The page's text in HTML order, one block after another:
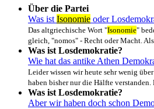
Über die Partei
Was ist Isonomie oder
Das altgriechische Wort "Isonomie"
gleich, "nomos" - Recht oder Macht.
Was ist Losdemokratie?
Wie hat das antike Athen
Leider wissen wir heute sehr wenig
haben bisher nur die Hälfte verstanden.
Was ist Losdemokratie?
Aber wir haben doch schon